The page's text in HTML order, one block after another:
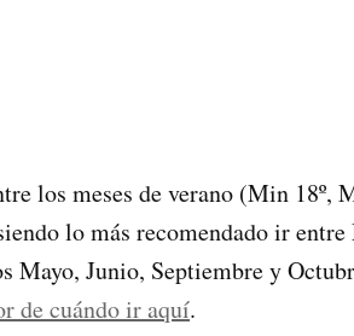
los meses de verano (Min 18º,
lo más recomendado ir
Mayo, Junio, Septiembre y
de cuándo ir aquí.